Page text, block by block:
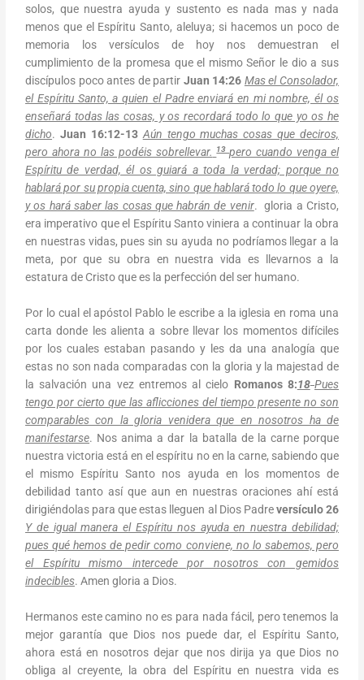
solos, que nuestra ayuda y sustento es nada mas y nada
menos que el Espíritu Santo, aleluya; si hacemos un poco de
memoria los versículos de hoy nos demuestran el
cumplimiento de la promesa que el mismo Señor le dio a sus
discípulos poco antes de partir Juan 14:26 Mas el Consolador,
el Espíritu Santo, a quien el Padre enviará en mi nombre, él os
enseñará todas las cosas, y os recordará todo lo que yo os he
dicho. Juan 16:12-13 Aún tengo muchas cosas que deciros,
pero ahora no las podéis sobrellevar. 13 pero cuando venga el
Espíritu de verdad, él os guiará a toda la verdad; porque no
hablará por su propia cuenta, sino que hablará todo lo que oyere,
y os hará saber las cosas que habrán de venir. gloria a Cristo,
era imperativo que el Espíritu Santo viniera a continuar la obra
en nuestras vidas, pues sin su ayuda no podríamos llegar a la
meta, por que su obra en nuestra vida es llevarnos a la
estatura de Cristo que es la perfección del ser humano.
Por lo cual el apóstol Pablo le escribe a la iglesia en roma una
carta donde les alienta a sobre llevar los momentos difíciles
por los cuales estaban pasando y les da una analogía que
estas no son nada comparadas con la gloria y la majestad de
la salvación una vez entremos al cielo Romanos 8:18 Pues
tengo por cierto que las aflicciones del tiempo presente no son
comparables con la gloria venidera que en nosotros ha de
manifestarse. Nos anima a dar la batalla de la carne porque
nuestra victoria está en el espíritu no en la carne, sabiendo que
el mismo Espíritu Santo nos ayuda en los momentos de
debilidad tanto así que aun en nuestras oraciones ahí está
dirigiéndolas para que estas lleguen al Dios Padreversículo 26
Y de igual manera el Espíritu nos ayuda en nuestra debilidad;
pues qué hemos de pedir como conviene, no lo sabemos, pero
el Espíritu mismo intercede por nosotros con gemidos
indecibles. Amen gloria a Dios.
Hermanos este camino no es para nada fácil, pero tenemos la
mejor garantía que Dios nos puede dar, el Espíritu Santo,
ahora está en nosotros dejar que nos dirija ya que Dios no
obliga al creyente, la obra del Espíritu en nuestra vida es